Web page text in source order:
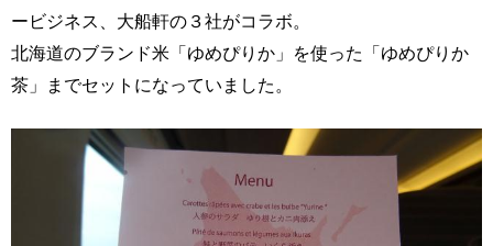
ービジネス、大船軒の３社がコラボ。
北海道のブランド米「ゆめぴりか」を使った「ゆめぴりか
茶」までセットになっていました。